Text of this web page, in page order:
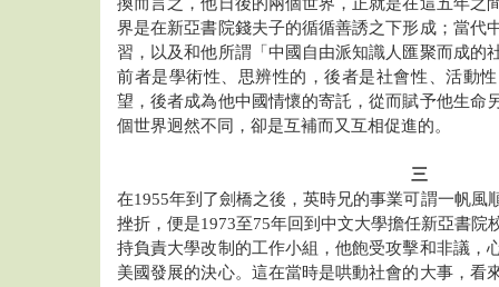
界是在新亞書院錢夫子的循循善誘之下形成；當代
習，以及和他所謂「中國自由派知識人匯聚而成的
前者是學術性、思辨性的，後者是社會性、活動
望，後者成為他中國情懷的寄託，從而賦予他生命
個世界迥然不同，卻是互補而又互相促進的。
三
在1955年到了劍橋之後，英時兄的事業可謂一帆風
挫折，便是1973至75年回到中文大學擔任新亞書院
持負責大學改制的工作小組，他飽受攻擊和非議，
美國發展的決心。這在當時是哄動社會的大事，看